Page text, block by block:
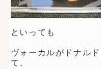
といっても
ヴォーカルがドナル
て、